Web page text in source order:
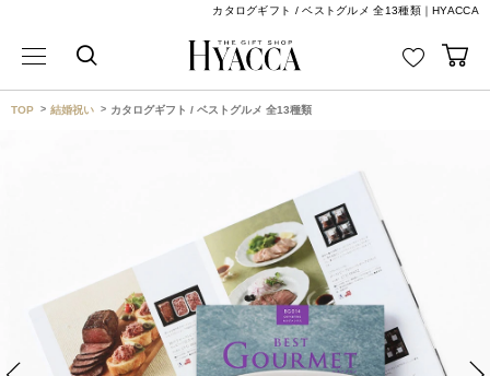
カタログギフト / ベストグルメ 全13種類｜HYACCA
TOP 結婚祝い カタログギフト / ベストグルメ 全13種類